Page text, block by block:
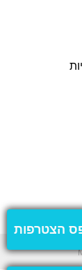
הצטרפות